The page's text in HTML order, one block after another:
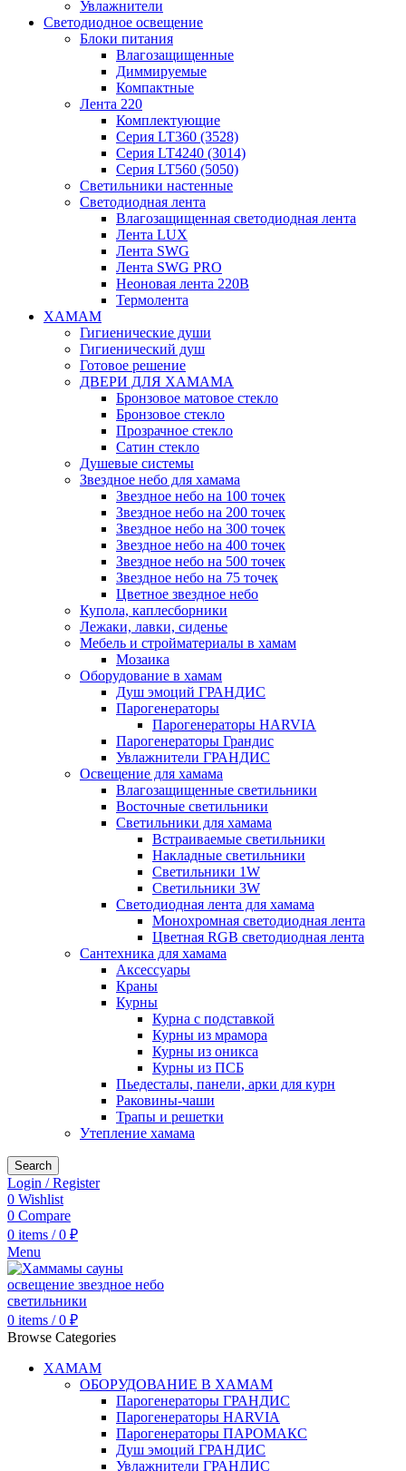
Увлажнители
Светодиодное освещение
Блоки питания
Влагозащищенные
Диммируемые
Компактные
Лента 220
Комплектующие
Серия LT360 (3528)
Серия LT4240 (3014)
Серия LT560 (5050)
Светильники настенные
Светодиодная лента
Влагозащищенная светодиодная лента
Лента LUX
Лента SWG
Лента SWG PRO
Неоновая лента 220В
Термолента
ХАМАМ
Гигиенические души
Гигиенический душ
Готовое решение
ДВЕРИ ДЛЯ ХАМАМА
Бронзовое матовое стекло
Бронзовое стекло
Прозрачное стекло
Сатин стекло
Душевые системы
Звездное небо для хамама
Звездное небо на 100 точек
Звездное небо на 200 точек
Звездное небо на 300 точек
Звездное небо на 400 точек
Звездное небо на 500 точек
Звездное небо на 75 точек
Цветное звездное небо
Купола, каплесборники
Лежаки, лавки, сиденье
Мебель и стройматериалы в хамам
Мозаика
Оборудование в хамам
Душ эмоций ГРАНДИС
Парогенераторы
Парогенераторы HARVIA
Парогенераторы Грандис
Увлажнители ГРАНДИС
Освещение для хамама
Влагозащищенные светильники
Восточные светильники
Светильники для хамама
Встраиваемые светильники
Накладные светильники
Светильники 1W
Светильники 3W
Светодиодная лента для хамама
Монохромная светодиодная лента
Цветная RGB светодиодная лента
Сантехника для хамама
Аксессуары
Краны
Курны
Курна с подставкой
Курны из мрамора
Курны из оникса
Курны из ПСБ
Пьедесталы, панели, арки для курн
Раковины-чаши
Трапы и решетки
Утепление хамама
Search
Login / Register
0 Wishlist
0 Compare
0 items / 0 ₽
Menu
0 items / 0 ₽
Browse Categories
ХАМАМ
ОБОРУДОВАНИЕ В ХАМАМ
Парогенераторы ГРАНДИС
Парогенераторы HARVIA
Парогенераторы ПАРОМАКС
Душ эмоций ГРАНДИС
Увлажнители ГРАНДИС